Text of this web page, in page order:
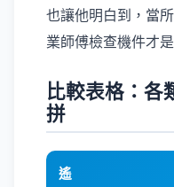
也讓他明白到，當
業師傅檢查機件才
比較表格：各
拼
遙